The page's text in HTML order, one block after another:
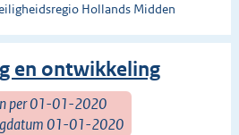
Hollands Midden
en ontwikkeling
per 01-01-2020
01-01-2020